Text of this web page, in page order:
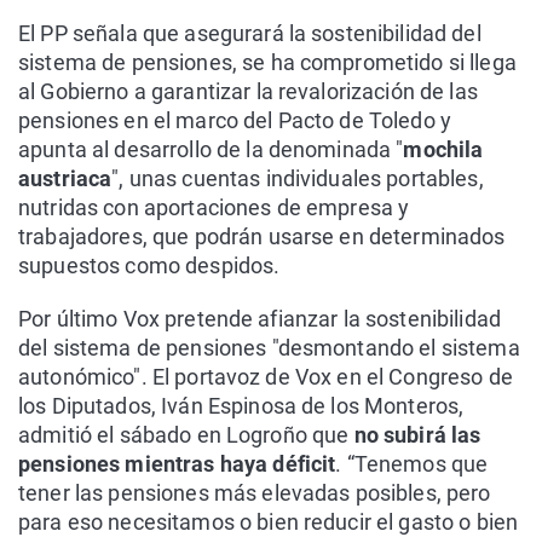
El PP señala que asegurará la sostenibilidad del
sistema de pensiones, se ha comprometido si llega
al Gobierno a garantizar la revalorización de las
pensiones en el marco del Pacto de Toledo y
apunta al desarrollo de la denominada "mochila
austriaca", unas cuentas individuales portables,
nutridas con aportaciones de empresa y
trabajadores, que podrán usarse en determinados
supuestos como despidos.
Por último Vox pretende afianzar la sostenibilidad
del sistema de pensiones "desmontando el sistema
autonómico". El portavoz de Vox en el Congreso de
los Diputados, Iván Espinosa de los Monteros,
admitió el sábado en Logroño que no subirá las
pensiones mientras haya déficit. “Tenemos que
tener las pensiones más elevadas posibles, pero
para eso necesitamos o bien reducir el gasto o bien